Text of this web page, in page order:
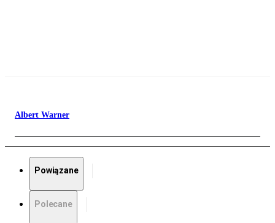
Albert Warner
Powiązane
Polecane